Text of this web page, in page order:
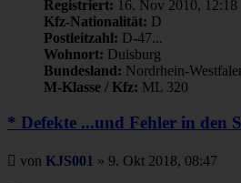
Registriert: 16. Nov 2010, 12:18
Kfz-Nationalität: D
Postleitzahl: D-47...
Wohnort: Duisburg
Bundesland: Nordrhein-
M-Klasse / Kfz: ML 320
* Defekte ...und Fehler in den
Beitrag
von KJS001 » 9. Okt 2018, 08:47